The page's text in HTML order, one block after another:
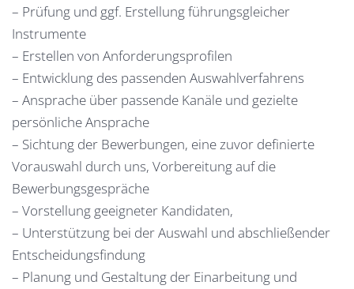
– Prüfung und ggf. Erstellung führungsgleicher
Instrumente
– Erstellen von Anforderungsprofilen
– Entwicklung des passenden Auswahlverfahrens
– Ansprache über passende Kanäle und gezielte
persönliche Ansprache
– Sichtung der Bewerbungen, eine zuvor definierte
Vorauswahl durch uns, Vorbereitung auf die
Bewerbungsgespräche
– Vorstellung geeigneter Kandidaten,
– Unterstützung bei der Auswahl und abschließender
Entscheidungsfindung
– Planung und Gestaltung der Einarbeitung und